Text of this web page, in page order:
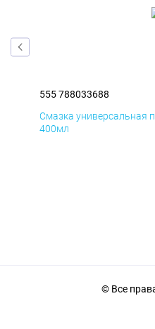
555 788033688
Смазка универсальная
400мл
© Все